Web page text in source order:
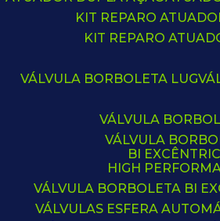
KIT REPARO
KIT REPARO
VÁLVULA BORBOLETA LUG
VÁLVULA
VÁLVULA
BI
HIGH
VÁLVULA BORBOLETA BI
VÁLVULAS ESFERA